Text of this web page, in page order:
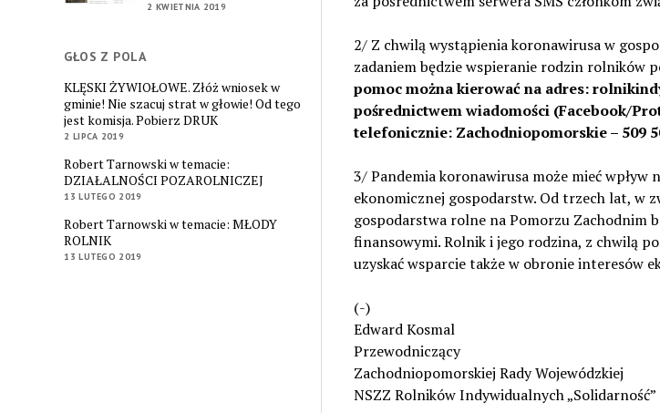
2 KWIETNIA 2019
GŁOS Z POLA
KLĘSKI ŻYWIOŁOWE. Złóż wniosek w
gminie! Nie szacuj strat w głowie! Od tego
jest komisja. Pobierz DRUK
2 LIPCA 2019
Robert Tarnowski w temacie:
DZIAŁALNOŚCI POZAROLNICZEJ
13 LUTEGO 2019
Robert Tarnowski w temacie: MŁODY
ROLNIK
13 LUTEGO 2019
2/ Z chwilą wystąpienia koronawirusa w
zadaniem będzie wspieranie rodzin rolników
pomoc można kierować na adres:
pośrednictwem wiadomości (Facebook/
telefonicznie: Zachodniopomorskie – 509
3/ Pandemia koronawirusa może mieć wpływ
ekonomicznej gospodarstw. Od trzech lat, w
gospodarstwa rolne na Pomorzu Zachodnim
finansowymi. Rolnik i jego rodzina, z chwilą
uzyskać wsparcie także w obronie interesów
(-)
Edward Kosmal
Przewodniczący
Zachodniopomorskiej Rady Wojewódzkiej
NSZZ Rolników Indywidualnych „Solidarność”